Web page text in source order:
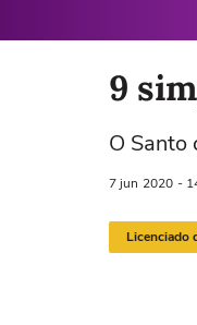
Selecione o
21/03 a 20/04
9
O Santo
7 jun 2020 -
Licenciado